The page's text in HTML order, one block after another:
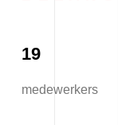
19
medewerkers